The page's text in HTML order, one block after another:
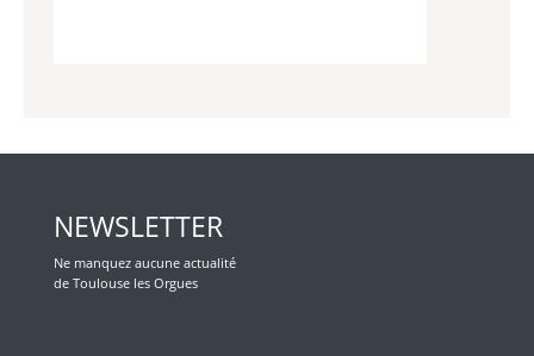
NEWSLETTER
Ne manquez aucune actualité
de Toulouse les Orgues